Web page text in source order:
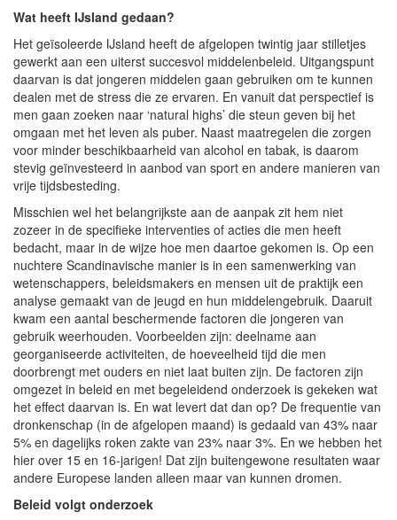
Wat heeft IJsland gedaan?
Het geïsoleerde IJsland heeft de afgelopen twintig jaar stilletjes
gewerkt aan een uiterst succesvol middelenbeleid. Uitgangspunt
daarvan is dat jongeren middelen gaan gebruiken om te kunnen
dealen met de stress die ze ervaren. En vanuit dat perspectief is
men gaan zoeken naar ‘natural highs’ die steun geven bij het
omgaan met het leven als puber. Naast maatregelen die zorgen
voor minder beschikbaarheid van alcohol en tabak, is daarom
stevig geïnvesteerd in aanbod van sport en andere manieren van
vrije tijdsbesteding.
Misschien wel het belangrijkste aan de aanpak zit hem niet
zozeer in de specifieke interventies of acties die men heeft
bedacht, maar in de wijze hoe men daartoe gekomen is. Op een
nuchtere Scandinavische manier is in een samenwerking van
wetenschappers, beleidsmakers en mensen uit de praktijk een
analyse gemaakt van de jeugd en hun middelengebruik. Daaruit
kwam een aantal beschermende factoren die jongeren van
gebruik weerhouden. Voorbeelden zijn: deelname aan
georganiseerde activiteiten, de hoeveelheid tijd die men
doorbrengt met ouders en niet laat buiten zijn. De factoren zijn
omgezet in beleid en met begeleidend onderzoek is gekeken wat
het effect daarvan is. En wat levert dat dan op? De frequentie van
dronkenschap (in de afgelopen maand) is gedaald van 43% naar
5% en dagelijks roken zakte van 23% naar 3%. En we hebben het
hier over 15 en 16-jarigen! Dat zijn buitengewone resultaten waar
andere Europese landen alleen maar van kunnen dromen.
Beleid volgt onderzoek